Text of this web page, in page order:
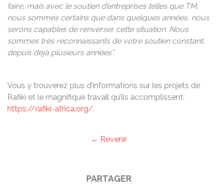
faire, mais avec le soutien d’entreprises telles que TM,
nous sommes certains que dans quelques années, nous
serons capables de renverser cette situation. Nous
sommes très reconnaissants de votre soutien constant,
depuis déjà plusieurs années”.
Vous y trouverez plus d’informations sur les projets de
Rafiki et le magnifique travail qu’ils accomplissent:
https://rafiki-africa.org/.
← Revenir
PARTAGER